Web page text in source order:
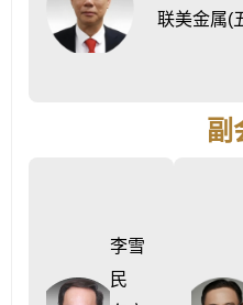
联美金属(
副
李雪
民